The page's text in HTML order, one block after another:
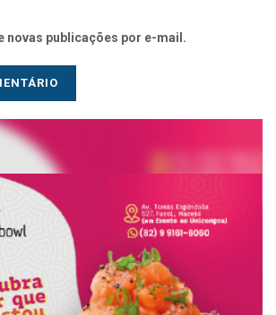
novas publicações por e-mail.